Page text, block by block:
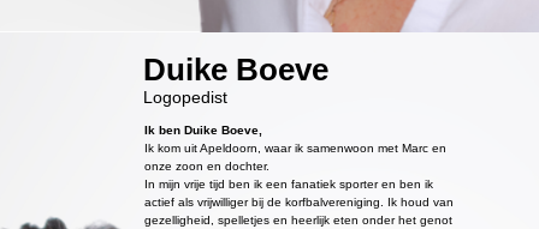
Duike Boeve
Logopedist
Ik ben Duike Boeve,
Ik kom uit Apeldoorn, waar ik samenwoon met Marc en
onze zoon en dochter.
In mijn vrije tijd ben ik een fanatiek sporter en ben ik
actief als vrijwilliger bij de korfbalvereniging. Ik houd van
gezelligheid, spelletjes en heerlijk eten onder het genot